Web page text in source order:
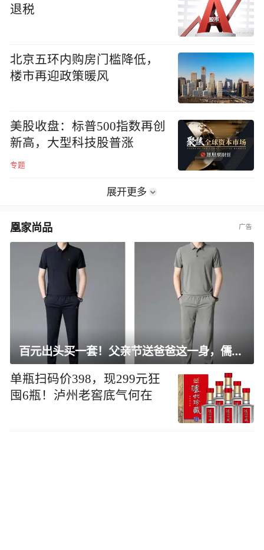
退税
北京五环内购房门槛降低，
楼市再迎政策暖风
美股收盘：标普500指数再创
新高，大型科技股普涨
专题
展开更多
凰家尚品
百元出头买一套！父亲节送爸爸这一身，儒雅有型还凉爽
单瓶扫码价398，现299元狂
囤6瓶！泸州老窖底气何在